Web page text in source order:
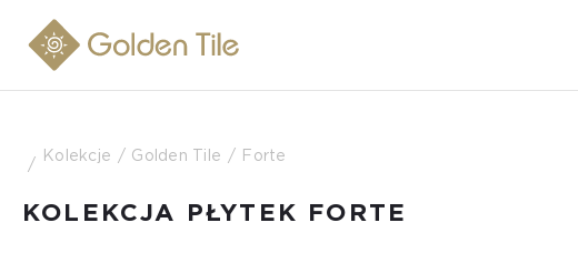
Kolekcje Golden Tile Forte
KOLEKCJA PŁYTEK FORTE